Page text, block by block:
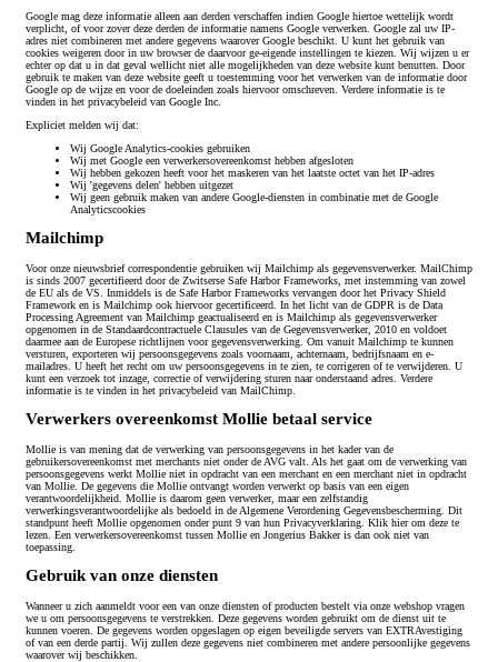
Google mag deze informatie alleen aan derden verschaffen indien Google hiertoe wettelijk wordt
verplicht, of voor zover deze derden de informatie namens Google verwerken. Google zal uw IP-
adres niet combineren met andere gegevens waarover Google beschikt. U kunt het gebruik van
cookies weigeren door in uw browser de daarvoor ge-eigende instellingen te kiezen. Wij wijzen u er
echter op dat u in dat geval wellicht niet alle mogelijkheden van deze website kunt benutten. Door
gebruik te maken van deze website geeft u toestemming voor het verwerken van de informatie door
Google op de wijze en voor de doeleinden zoals hiervoor omschreven. Verdere informatie is te
vinden in het privacybeleid van Google Inc.
Expliciet melden wij dat:
Wij Google Analytics-cookies gebruiken
Wij met Google een verwerkersovereenkomst hebben afgesloten
Wij hebben gekozen heeft voor het maskeren van het laatste octet van het IP-adres
Wij 'gegevens delen' hebben uitgezet
Wij geen gebruik maken van andere Google-diensten in combinatie met de Google
Analyticscookies
Mailchimp
Voor onze nieuwsbrief correspondentie gebruiken wij Mailchimp als gegevensverwerker. MailChimp
is sinds 2007 gecertifieerd door de Zwitserse Safe Harbor Frameworks, met instemming van zowel
de EU als de VS. Inmiddels is de Safe Harbor Frameworks vervangen door het Privacy Shield
Framework en is Mailchimp ook hiervoor gecertificeerd. In het licht van de GDPR is de Data
Processing Agreement van Mailchimp geactualiseerd en is Mailchimp als gegevensverwerker
opgenomen in de Standaardcontractuele Clausules van de Gegevensverwerker, 2010 en voldoet
daarmee aan de Europese richtlijnen voor gegevensverwerking. Om vanuit Mailchimp te kunnen
versturen, exporteren wij persoonsgegevens zoals voornaam, achternaam, bedrijfsnaam en e-
mailadres. U heeft het recht om uw persoonsgegevens in te zien, te corrigeren of te verwijderen. U
kunt een verzoek tot inzage, correctie of verwijdering sturen naar onderstaand adres. Verdere
informatie is te vinden in het privacybeleid van MailChimp.
Verwerkers overeenkomst Mollie betaal service
Mollie is van mening dat de verwerking van persoonsgegevens in het kader van de
gebruikersovereenkomst met merchants niet onder de AVG valt. Als het gaat om de verwerking van
persoonsgegevens werkt Mollie niet in opdracht van een merchant en een merchant niet in opdracht
van Mollie. De gegevens die Mollie ontvangt worden verwerkt op basis van een eigen
verantwoordelijkheid. Mollie is daarom geen verwerker, maar een zelfstandig
verwerkingsverantwoordelijke als bedoeld in de Algemene Verordening Gegevensbescherming. Dit
standpunt heeft Mollie opgenomen onder punt 9 van hun Privacyverklaring. Klik hier om deze te
lezen. Een verwerkersovereenkomst tussen Mollie en Jongerius Bakker is dan ook niet van
toepassing.
Gebruik van onze diensten
Wanneer u zich aanmeldt voor een van onze diensten of producten bestelt via onze webshop vragen
we u om persoonsgegevens te verstrekken. Deze gegevens worden gebruikt om de dienst uit te
kunnen voeren. De gegevens worden opgeslagen op eigen beveiligde servers van EXTRAvestiging
of van een derde partij. Wij zullen deze gegevens niet combineren met andere persoonlijke gegevens
waarover wij beschikken.